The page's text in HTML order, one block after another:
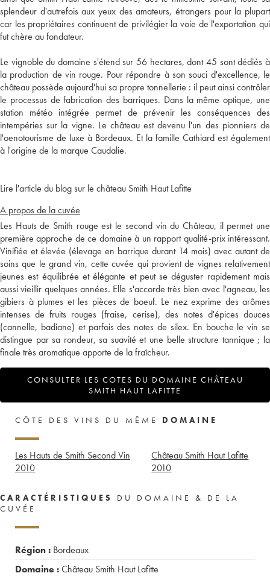
splendeur d'autrefois aux yeux des amateurs, étrangers pour la plupart
car les propriétaires continuent de privilégier la voie de l'exportation qui
fut chère au fondateur.
Le vignoble du domaine s'étend sur 56 hectares, dont 45 sont dédiés à
la production de vin rouge. Pour répondre à son souci d'excellence, le
château possède aujourd'hui sa propre tonnellerie : il peut ainsi contrôler
le processus de fabrication des barriques. Dans la même optique, une
station météo intégrée permet de prévenir les conséquences des
intempéries sur la vigne. Le château est devenu l'un des pionniers de
l'oenotourisme de luxe à Bordeaux. Et la famille Cathiard est également
à l'origine de la marque Caudalie.
Lire l'article du blog sur le château Smith Haut Lafitte
A propos de la cuvée
Les Hauts de Smith rouge est le second vin du Château, il permet une
première approche de ce domaine à un rapport qualité-prix intéressant.
Vinifiée et élevée (élevage en barrique durant 14 mois) avec autant de
soins que le grand vin, cette cuvée qui provient de vignes relativement
jeunes est équilibrée et élégante et peut se déguster rapidement mais
aussi vieillir quelques années. Elle s'accorde très bien avec l'agneau, les
gibiers à plumes et les pièces de boeuf. Le nez exprime des arômes
intenses de fruits rouges (fraise, cerise), des notes d'épices douces
(cannelle, badiane) et parfois des notes de silex. En bouche le vin se
distingue par sa rondeur, sa suavité et une belle structure tannique ; la
finale très aromatique apporte de la fraîcheur.
CONSULTER LES COTES DU DOMAINE CHÂTEAU
SMITH HAUT LAFITTE
CÔTE DES VINS DU MÊME DOMAINE
Les Hauts de Smith Second Vin
2010
Château Smith Haut Lafitte
2010
CARACTÉRISTIQUES
DU DOMAINE & DE LA
CUVÉE
Région : Bordeaux
Domaine :Château Smith Haut Lafitte